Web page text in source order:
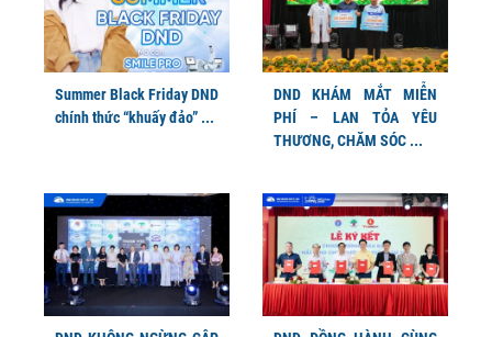
Summer Black Friday DND
chính thức “khuấy đảo” ...
DND KHÁM MẮT MIỄN
PHÍ – LAN TỎA YÊU
THƯƠNG, CHĂM SÓC ...